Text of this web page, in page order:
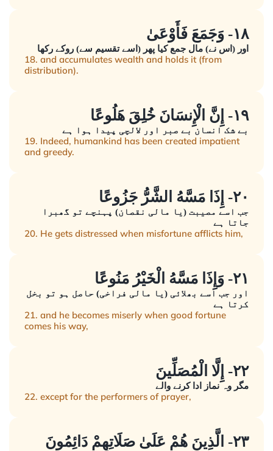
١٨- وَجَمَعَ فَأَوْعَىٰ
اور (اس نے) مال جمع کیا پھر (اسے تقسیم سے) روکے رکھا
18. and accumulates wealth and holds it (from
distribution).
١٩- إِنَّ الْإِنسَانَ خُلِقَ هَلُوعًا
بے شک انسان بے صبر اور لالچی پیدا ہوا ہے
19. Indeed, humankind has been created impatient
and greedy.
٢٠- إِذَا مَسَّهُ الشَّرُّ جَزُوعًا
جب اسے مصیبت (یا مالی نقصان) پہنچے تو گھبرا
جاتا ہے
20. He gets distressed when misfortune afflicts him,
٢١- وَإِذَا مَسَّهُ الْخَيْرُ مَنُوعًا
اور جب اسے بھلائی (یا مالی فراخی) حاصل ہو تو بخل
کرتا ہے
21. and he becomes miserly when good fortune
comes his way,
٢٢- إِلَّا الْمُصَلِّينَ
مگر وہ نماز ادا کرنے والے
22. except for the performers of prayer,
٢٣- الَّذِينَ هُمْ عَلَىٰ صَلَاتِهِمْ دَائِمُونَ